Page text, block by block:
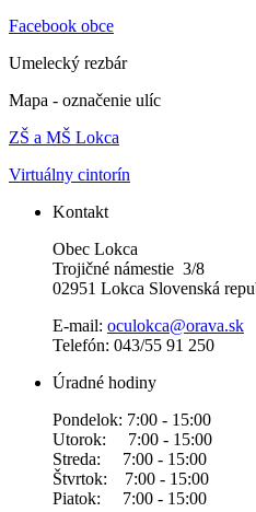
Facebook obce
Umelecký rezbár
Mapa - označenie ulíc
ZŠ a MŠ Lokca
Virtuálny cintorín
Kontakt
Obec Lokca
Trojičné námestie 3/8
02951 Lokca Slovenská
E-mail: oculokca@orava.sk
Telefón: 043/55 91 250
Úradné hodiny
Pondelok: 7:00 - 15:00
Utorok: 7:00 - 15:00
Streda: 7:00 - 15:00
Štvrtok: 7:00 - 15:00
Piatok: 7:00 - 15:00